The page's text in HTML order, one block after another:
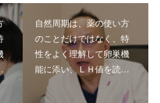
自然周期は、薬の使い方
のことだけではなく、特
性をよく理解して卵巣機
能に添い、ＬＨ値を読…